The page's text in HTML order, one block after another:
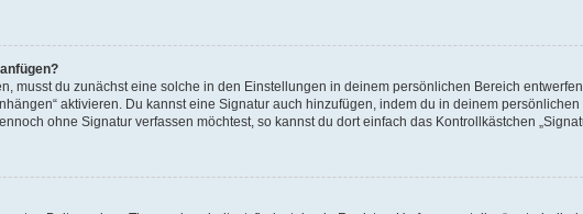
musst du zunächst eine solche in den Einstellungen in deinem persönlichen Bereich
aktivieren. Du kannst eine Signatur auch hinzufügen, indem du in deinem
ohne Signatur verfassen möchtest, so kannst du dort einfach das Kontrollkästchen